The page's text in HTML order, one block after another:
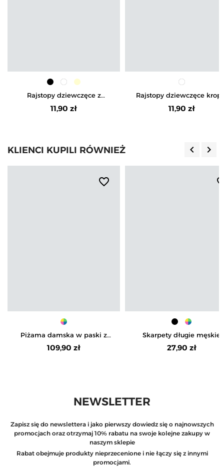
Rajstopy dziewczęce z
microfibry 40DEN
11,90 zł
Rajstopy dziewczęce
15DEN
11,90 zł
KLIENCI KUPILI RÓWNIEŻ keyboard_arrow_left keyboard_arrow_right
favorite_border
Piżama damska w paski z
długim rękawem i spodniami
109,90 zł
Skarpety długie męskie
bawełniane 5-pak
27,90 zł
NEWSLETTER
Zapisz się do newslettera i jako pierwszy dowiedz się o najnowszych
promocjach oraz otrzymaj 10% rabatu na swoje kolejne zakupy w
naszym sklepie
Rabat obejmuje produkty nieprzecenione i nie łączy się z innymi
promocjami.